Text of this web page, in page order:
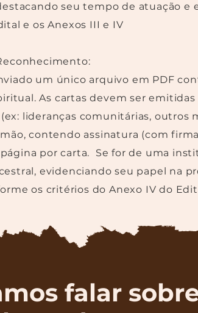
seu tempo de atuação e
e os Anexos III e IV
um único arquivo em PDF
As cartas devem ser
lideranças comunitárias, outros
contendo assinatura (com
por carta. Se for de uma
evidenciando seu papel na
os critérios do Anexo IV do
falar